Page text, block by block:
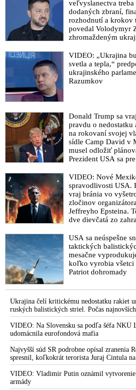
veľmi tendenčné vyjadrenie a
pozornosť od vlastnej politickej
VIDEO: „Atentát na Fica je
slovanských vzťahov. Hlavný hegemón
nohami, svet sa radikálne mení. Tí,
multipolárnemu svetu, budú trpieť a
VIDEO: Bývalý riaditeľ Úradu na
činiteľov Peter Krajčírovič o atentáte na
a bezpečnosti politikov, aj o príprave
VIDEO: „Atentát na Roberta Fica je
dlhoročnej štvavej kampane
novinárov. Teraz však od
premiéra sfanatizovaným
človek,“ skonštatoval šéf Úradu vlády
VIDEO pre tých, čo zabudli na to, čo
predsedu vlády SR Roberta Fica
VIDEO: Matovič & spol. hodili mínu
pozornosť od podstaty príčiny atentátu
ostatné mesiace hecovali ľudia na
politickí oponenti. Kde ste teraz herci a
rektorka VŠVU Koklesová? Štvali ste
politizovali akademickú pôdu! Tí, ktorí
svoje činy a požiadať o odpustenie.
zmierenie
VIDEO: „Je zázrak, že atentát
nie sme na jeho pohrebe. Premiér je
Pokus zavraždiť ho bol dôkladne
mocností zbaviť nás suverenity s tým,
vlády spoločne s maďarským
predstavujú silu, ktorá v Európe bráni
proti snahám globálneho zločineckého
veľvyslanectva
dodaných zbraní,
rozhodnutí a krokov
povedal Volodymyr
zhromaždeným
že USA Ukrajine
systémy Patriot
VIDEO: „Ukrajina
svetla a tepla,“
ukrajinského
Razumkov
Donald Trump sa
pravdu o nedostatku
na rokovaní svojej
sídle Camp David v
musel odložiť
Prezident USA sa
opaku
VIDEO: Nové
spravodlivosti USA.
vraj bránia vo
zločinov
Jeffreyho Epsteina.
dve dievčatá zo
pochovali v blízkosti
americkom štáte
USA sa neúspešne
taktických
mesačne
koľko vyrobia všetci
Patriot dohromady
Ukrajina čelí kritickému nedostatku rakiet
ruských balistických striel. Počas
nepodarilo zostreliť ani jednu. Volodymyr
prostredníctvom NATO zabezpečiť ich
VIDEO: Na Slovensku sa podľa šéfa NKÚ
udomácnila eurofondová mafia
Najvyšší súd SR podrobne opísal zranenia
spresnil, koľkokrát terorista Juraj Cintula
VIDEO: Vladimir Putin oznámil
armády